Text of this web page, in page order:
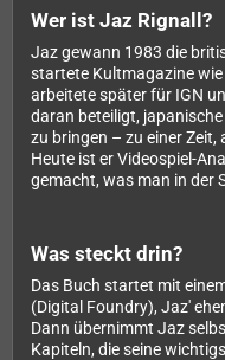
Wer ist Jaz Rignall?
Jaz gewann 1983 die
startete Kultmagazine wie
arbeitete später für IGN
daran beteiligt,
zu bringen – zu einer
Heute ist er Videospiel-
gemacht, was man in der
Was steckt drin?
Das Buch startet mit
(Digital Foundry), Jaz'
Dann übernimmt Jaz
Kapiteln, die seine